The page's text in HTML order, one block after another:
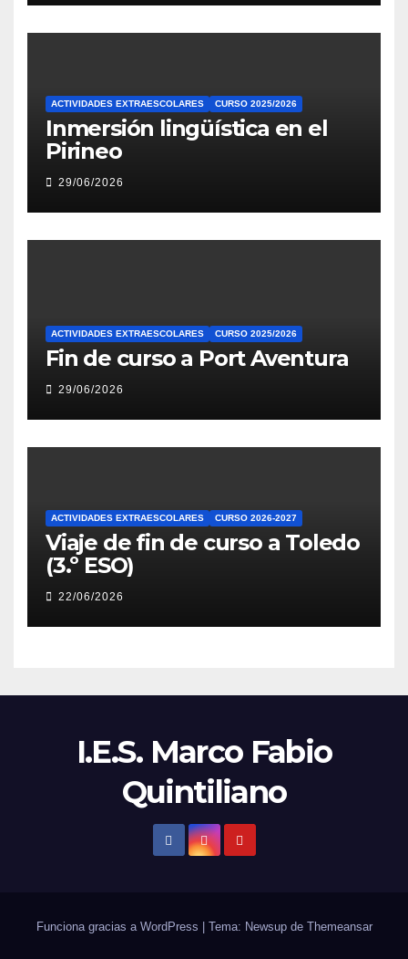
ACTIVIDADES EXTRAESCOLARES CURSO 2025/2026
Inmersión lingüística en el
Pirineo
29/06/2026
ACTIVIDADES EXTRAESCOLARES CURSO 2025/2026
Fin de curso a Port Aventura
29/06/2026
ACTIVIDADES EXTRAESCOLARES CURSO 2026-2027
Viaje de fin de curso a Toledo
(3.º ESO)
22/06/2026
I.E.S. Marco Fabio
Quintiliano
Funciona gracias a WordPress Tema: Newsup de Themeansar